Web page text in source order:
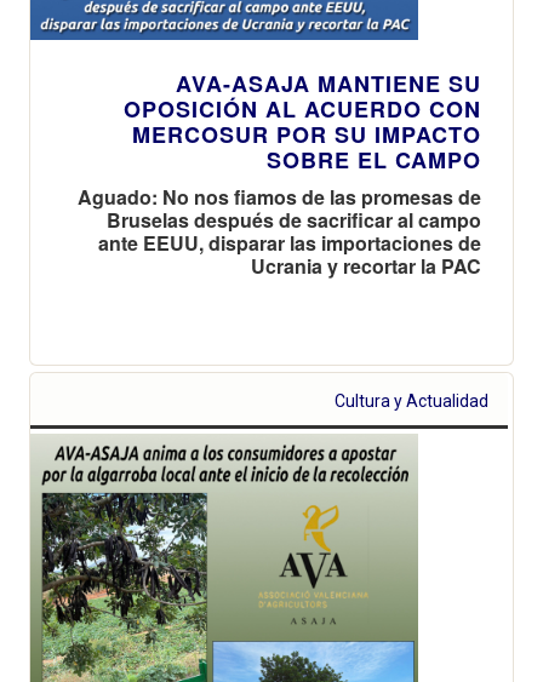
AVA-ASAJA MANTIENE SU
OPOSICIÓN AL ACUERDO CON
MERCOSUR POR SU IMPACTO
SOBRE EL CAMPO
Aguado: No nos fiamos de las promesas de
Bruselas después de sacrificar al campo
ante EEUU, disparar las importaciones de
Ucrania y recortar la PAC
Cultura y Actualidad